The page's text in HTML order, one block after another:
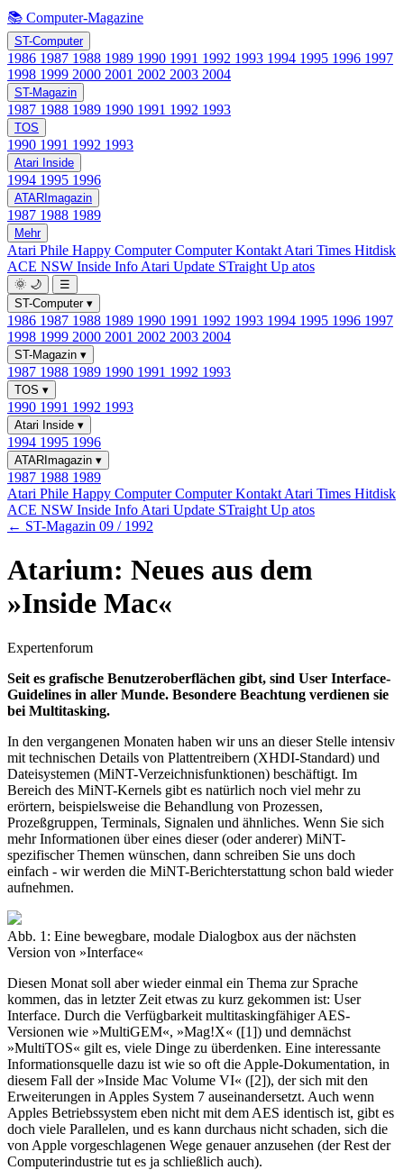
📚 Computer-Magazine
ST-Computer
1986 1987 1988 1989 1990 1991 1992 1993 1994 1995 1996 1997
1998 1999 2000 2001 2002 2003 2004
ST-Magazin
1987 1988 1989 1990 1991 1992 1993
TOS
1990 1991 1992 1993
Atari Inside
1994 1995 1996
ATARImagazin
1987 1988 1989
Mehr
Atari Phile Happy ComputerComputer Kontakt Atari Times Hitdisk
ACE NSW Inside Info Atari Update STraight Up atos
🌞 🌙
☰
ST-Computer ▾
1986 1987 1988 1989 1990 1991 1992 1993 1994 1995 1996 1997
1998 1999 2000 2001 2002 2003 2004
ST-Magazin ▾
1987 1988 1989 1990 1991 1992 1993
TOS ▾
1990 1991 1992 1993
Atari Inside ▾
1994 1995 1996
ATARImagazin ▾
1987 1988 1989
Atari Phile Happy ComputerComputer Kontakt Atari Times Hitdisk
ACE NSW Inside Info Atari Update STraight Up atos
← ST-Magazin 09 / 1992
Atarium: Neues aus dem
»Inside Mac«
Expertenforum
Seit es grafische Benutzeroberflächen gibt, sind User Interface-
Guidelines in aller Munde. Besondere Beachtung verdienen sie
bei Multitasking.
In den vergangenen Monaten haben wir uns an dieser Stelle intensiv
mit technischen Details von Plattentreibern (XHDI-Standard) und
Dateisystemen (MiNT-Verzeichnisfunktionen) beschäftigt. Im
Bereich des MiNT-Kernels gibt es natürlich noch viel mehr zu
erörtern, beispielsweise die Behandlung von Prozessen,
Prozeßgruppen, Terminals, Signalen und ähnliches. Wenn Sie sich
mehr Informationen über eines dieser (oder anderer) MiNT-
spezifischer Themen wünschen, dann schreiben Sie uns doch
einfach - wir werden die MiNT-Berichterstattung schon bald wieder
aufnehmen.
Abb. 1: Eine bewegbare, modale Dialogbox aus der nächsten
Version von »Interface«
Diesen Monat soll aber wieder einmal ein Thema zur Sprache
kommen, das in letzter Zeit etwas zu kurz gekommen ist: User
Interface. Durch die Verfügbarkeit multitaskingfähiger AES-
Versionen wie »MultiGEM«, »Mag!X« ([1]) und demnächst
»MultiTOS« gilt es, viele Dinge zu überdenken. Eine interessante
Informationsquelle dazu ist wie so oft die Apple-Dokumentation, in
diesem Fall der »Inside Mac Volume VI« ([2]), der sich mit den
Erweiterungen in Apples System 7 auseinandersetzt. Auch wenn
Apples Betriebssystem eben nicht mit dem AES identisch ist, gibt es
doch viele Parallelen, und es kann durchaus nicht schaden, sich die
von Apple vorgeschlagenen Wege genauer anzusehen (der Rest der
Computerindustrie tut es ja schließlich auch).